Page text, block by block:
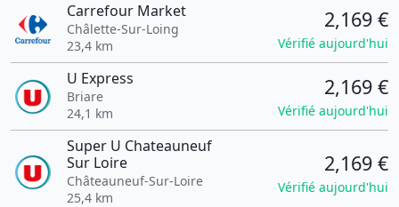
Carrefour Market
Châlette-Sur-Loing
23,4 km
2,169 €
Vérifié aujourd'hui
U Express
Briare
24,1 km
2,169 €
Vérifié aujourd'hui
Super U Chateauneuf
Sur Loire
Châteauneuf-Sur-Loire
25,4 km
2,169 €
Vérifié aujourd'hui